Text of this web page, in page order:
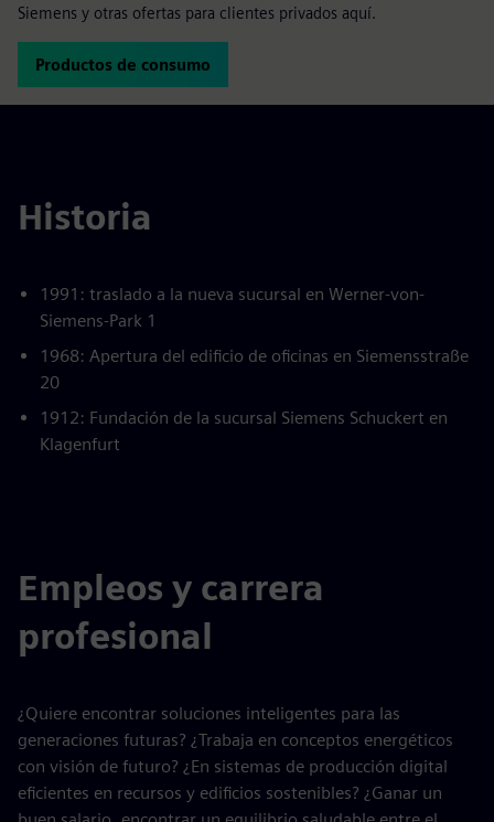
Siemens y otras ofertas para clientes privados aquí.
Productos de consumo
Historia
1991: traslado a la nueva sucursal en Werner-von-
Siemens-Park 1
1968: Apertura del edificio de oficinas en Siemensstraße
20
1912: Fundación de la sucursal Siemens Schuckert en
Klagenfurt
Empleos y carrera
profesional
¿Quiere encontrar soluciones inteligentes para las
generaciones futuras? ¿Trabaja en conceptos energéticos
con visión de futuro? ¿En sistemas de producción digital
eficientes en recursos y edificios sostenibles? ¿Ganar un